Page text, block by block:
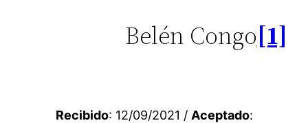
Belén Congo[1]
Recibido: 12/09/2021 / Aceptado: